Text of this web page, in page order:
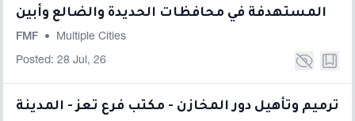
المستهدفة في محافظات الحديدة والضالع وأبين
FMF • Multiple Cities
Posted: 28 Jul, 26
ترميم وتأهيل دور المخازن - مكتب فرع تعز - المدينة